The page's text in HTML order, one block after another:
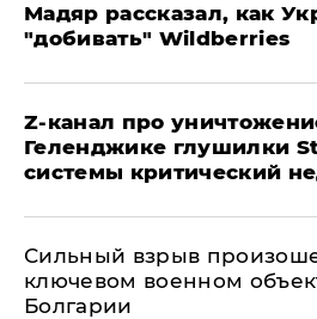
Мадяр рассказал, как
"добивать" Wildberries
Z-канал про
Геленджике глушилки
системы критический
Сильный взрыв
ключевом военном
Болгарии